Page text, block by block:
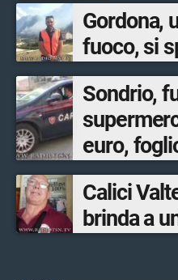
Gordona,
fuoco, si
Sondrio,
euro,
Calici
brinda a